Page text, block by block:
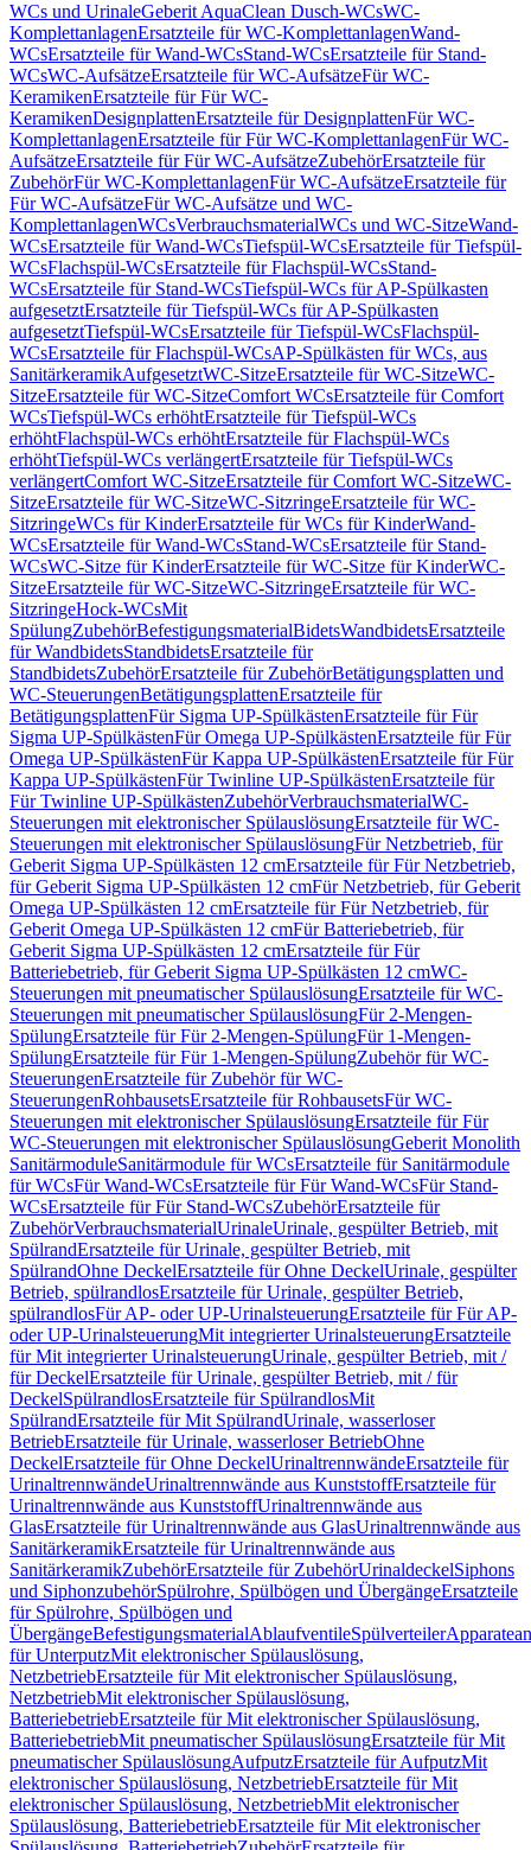
WCs und UrinaleGeberit AquaClean Dusch-WCsWC-
KomplettanlagenErsatzteile für WC-KomplettanlagenWand-
WCsErsatzteile für Wand-WCsStand-WCsErsatzteile für Stand-
WCsWC-AufsätzeErsatzteile für WC-AufsätzeFür WC-
KeramikenErsatzteile für Für WC-
KeramikenDesignplattenErsatzteile für DesignplattenFür WC-
KomplettanlagenErsatzteile für Für WC-KomplettanlagenFür WC-
AufsätzeErsatzteile für Für WC-AufsätzeZubehörErsatzteile für
ZubehörFür WC-KomplettanlagenFür WC-AufsätzeErsatzteile für
Für WC-AufsätzeFür WC-Aufsätze und WC-
KomplettanlagenWCsVerbrauchsmaterialWCs und WC-SitzeWand-
WCsErsatzteile für Wand-WCsTiefspül-WCsErsatzteile für Tiefspül-
WCsFlachspül-WCsErsatzteile für Flachspül-WCsStand-
WCsErsatzteile für Stand-WCsTiefspül-WCs für AP-Spülkasten
aufgesetztErsatzteile für Tiefspül-WCs für AP-Spülkasten
aufgesetztTiefspül-WCsErsatzteile für Tiefspül-WCsFlachspül-
WCsErsatzteile für Flachspül-WCsAP-Spülkästen für WCs, aus
SanitärkeramikAufgesetztWC-SitzeErsatzteile für WC-SitzeWC-
SitzeErsatzteile für WC-SitzeComfort WCsErsatzteile für Comfort
WCsTiefspül-WCs erhöhtErsatzteile für Tiefspül-WCs
erhöhtFlachspül-WCs erhöhtErsatzteile für Flachspül-WCs
erhöhtTiefspül-WCs verlängertErsatzteile für Tiefspül-WCs
verlängertComfort WC-SitzeErsatzteile für Comfort WC-SitzeWC-
SitzeErsatzteile für WC-SitzeWC-SitzringeErsatzteile für WC-
SitzringeWCs für KinderErsatzteile für WCs für KinderWand-
WCsErsatzteile für Wand-WCsStand-WCsErsatzteile für Stand-
WCsWC-Sitze für KinderErsatzteile für WC-Sitze für KinderWC-
SitzeErsatzteile für WC-SitzeWC-SitzringeErsatzteile für WC-
SitzringeHock-WCsMit
SpülungZubehörBefestigungsmaterialBidetsWandbidetsErsatzteile
für WandbidetsStandbidetsErsatzteile für
StandbidetsZubehörErsatzteile für ZubehörBetätigungsplatten und
WC-SteuerungenBetätigungsplattenErsatzteile für
BetätigungsplattenFür Sigma UP-SpülkästenErsatzteile für Für
Sigma UP-SpülkästenFür Omega UP-SpülkästenErsatzteile für Für
Omega UP-SpülkästenFür Kappa UP-SpülkästenErsatzteile für Für
Kappa UP-SpülkästenFür Twinline UP-SpülkästenErsatzteile für
Für Twinline UP-SpülkästenZubehörVerbrauchsmaterialWC-
Steuerungen mit elektronischer SpülauslösungErsatzteile für WC-
Steuerungen mit elektronischer SpülauslösungFür Netzbetrieb, für
Geberit Sigma UP-Spülkästen 12 cmErsatzteile für Für Netzbetrieb,
für Geberit Sigma UP-Spülkästen 12 cmFür Netzbetrieb, für Geberit
Omega UP-Spülkästen 12 cmErsatzteile für Für Netzbetrieb, für
Geberit Omega UP-Spülkästen 12 cmFür Batteriebetrieb, für
Geberit Sigma UP-Spülkästen 12 cmErsatzteile für Für
Batteriebetrieb, für Geberit Sigma UP-Spülkästen 12 cmWC-
Steuerungen mit pneumatischer SpülauslösungErsatzteile für WC-
Steuerungen mit pneumatischer SpülauslösungFür 2-Mengen-
SpülungErsatzteile für Für 2-Mengen-SpülungFür 1-Mengen-
SpülungErsatzteile für Für 1-Mengen-SpülungZubehör für WC-
SteuerungenErsatzteile für Zubehör für WC-
SteuerungenRohbausetsErsatzteile für RohbausetsFür WC-
Steuerungen mit elektronischer SpülauslösungErsatzteile für Für
WC-Steuerungen mit elektronischer SpülauslösungGeberit Monolith
SanitärmoduleSanitärmodule für WCsErsatzteile für Sanitärmodule
für WCsFür Wand-WCsErsatzteile für Für Wand-WCsFür Stand-
WCsErsatzteile für Für Stand-WCsZubehörErsatzteile für
ZubehörVerbrauchsmaterialUrinaleUrinale, gespülter Betrieb, mit
SpülrandErsatzteile für Urinale, gespülter Betrieb, mit
SpülrandOhne DeckelErsatzteile für Ohne DeckelUrinale, gespülter
Betrieb, spülrandlosErsatzteile für Urinale, gespülter Betrieb,
spülrandlosFür AP- oder UP-UrinalsteuerungErsatzteile für Für AP-
oder UP-UrinalsteuerungMit integrierter UrinalsteuerungErsatzteile
für Mit integrierter UrinalsteuerungUrinale, gespülter Betrieb, mit /
für DeckelErsatzteile für Urinale, gespülter Betrieb, mit / für
DeckelSpülrandlosErsatzteile für SpülrandlosMit
SpülrandErsatzteile für Mit SpülrandUrinale, wasserloser
BetriebErsatzteile für Urinale, wasserloser BetriebOhne
DeckelErsatzteile für Ohne DeckelUrinaltrennwändeErsatzteile für
UrinaltrennwändeUrinaltrennwände aus KunststoffErsatzteile für
Urinaltrennwände aus KunststoffUrinaltrennwände aus
GlasErsatzteile für Urinaltrennwände aus GlasUrinaltrennwände aus
SanitärkeramikErsatzteile für Urinaltrennwände aus
SanitärkeramikZubehörErsatzteile für ZubehörUrinaldeckelSiphons
und SiphonzubehörSpülrohre, Spülbögen und ÜbergängeErsatzteile
für Spülrohre, Spülbögen und
ÜbergängeBefestigungsmaterialAblaufventileSpülverteiler
für UnterputzMit elektronischer Spülauslösung,
NetzbetriebErsatzteile für Mit elektronischer Spülauslösung,
NetzbetriebMit elektronischer Spülauslösung,
BatteriebetriebErsatzteile für Mit elektronischer Spülauslösung,
BatteriebetriebMit pneumatischer SpülauslösungErsatzteile für Mit
pneumatischer SpülauslösungAufputzErsatzteile für AufputzMit
elektronischer Spülauslösung, NetzbetriebErsatzteile für Mit
elektronischer Spülauslösung, NetzbetriebMit elektronischer
Spülauslösung, BatteriebetriebErsatzteile für Mit elektronischer